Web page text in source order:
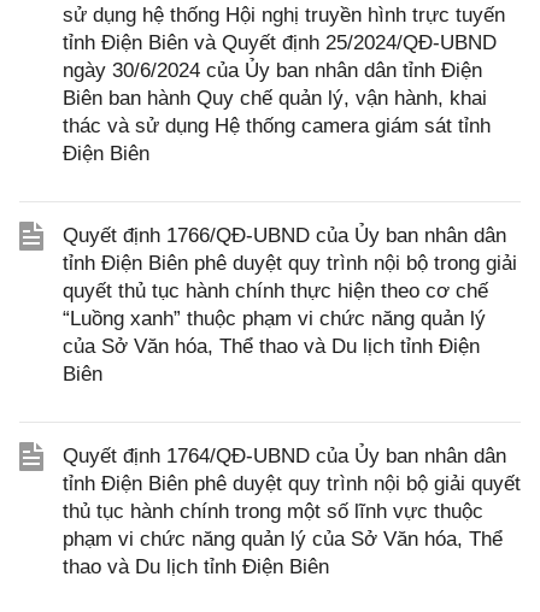
sử dụng hệ thống Hội nghị truyền hình trực tuyến
tỉnh Điện Biên và Quyết định 25/2024/QĐ-UBND
ngày 30/6/2024 của Ủy ban nhân dân tỉnh Điện
Biên ban hành Quy chế quản lý, vận hành, khai
thác và sử dụng Hệ thống camera giám sát tỉnh
Điện Biên
Quyết định 1766/QĐ-UBND của Ủy ban nhân dân
tỉnh Điện Biên phê duyệt quy trình nội bộ trong giải
quyết thủ tục hành chính thực hiện theo cơ chế
“Luồng xanh” thuộc phạm vi chức năng quản lý
của Sở Văn hóa, Thể thao và Du lịch tỉnh Điện
Biên
Quyết định 1764/QĐ-UBND của Ủy ban nhân dân
tỉnh Điện Biên phê duyệt quy trình nội bộ giải quyết
thủ tục hành chính trong một số lĩnh vực thuộc
phạm vi chức năng quản lý của Sở Văn hóa, Thể
thao và Du lịch tỉnh Điện Biên